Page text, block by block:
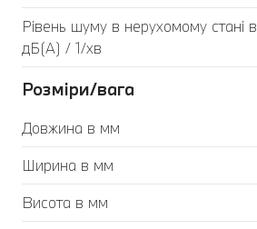
Рівень шуму в нерухомому стані в
дБ(А) / 1/хв
Розміри/вага
Довжина в мм
Ширина в мм
Висота в мм